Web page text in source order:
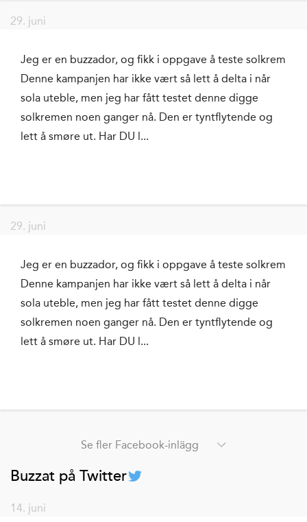
29. juni
Jeg er en buzzador, og fikk i oppgave å teste solkrem
Denne kampanjen har ikke vært så lett å delta i når
sola uteble, men jeg har fått testet denne digge
solkremen noen ganger nå. Den er tyntflytende og
lett å smøre ut. Har DU l...
29. juni
Jeg er en buzzador, og fikk i oppgave å teste solkrem
Denne kampanjen har ikke vært så lett å delta i når
sola uteble, men jeg har fått testet denne digge
solkremen noen ganger nå. Den er tyntflytende og
lett å smøre ut. Har DU l...
Se fler Facebook-inlägg
Buzzat på Twitter
14. juni